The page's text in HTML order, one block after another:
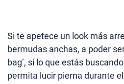
Si te apetece un look más
bermudas anchas, a poder
bag’, si lo que estás
permita lucir pierna durante